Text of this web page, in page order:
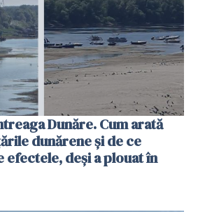
Dunăre. Cum arată
dunărene și de ce
efectele, deși a plouat în